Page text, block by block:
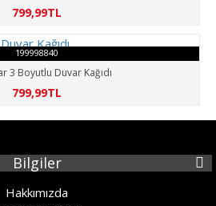
799,99TL
199998840
3 Boyutlu Duvar Kağıdı
799,99TL
Bilgiler
Hakkımızda